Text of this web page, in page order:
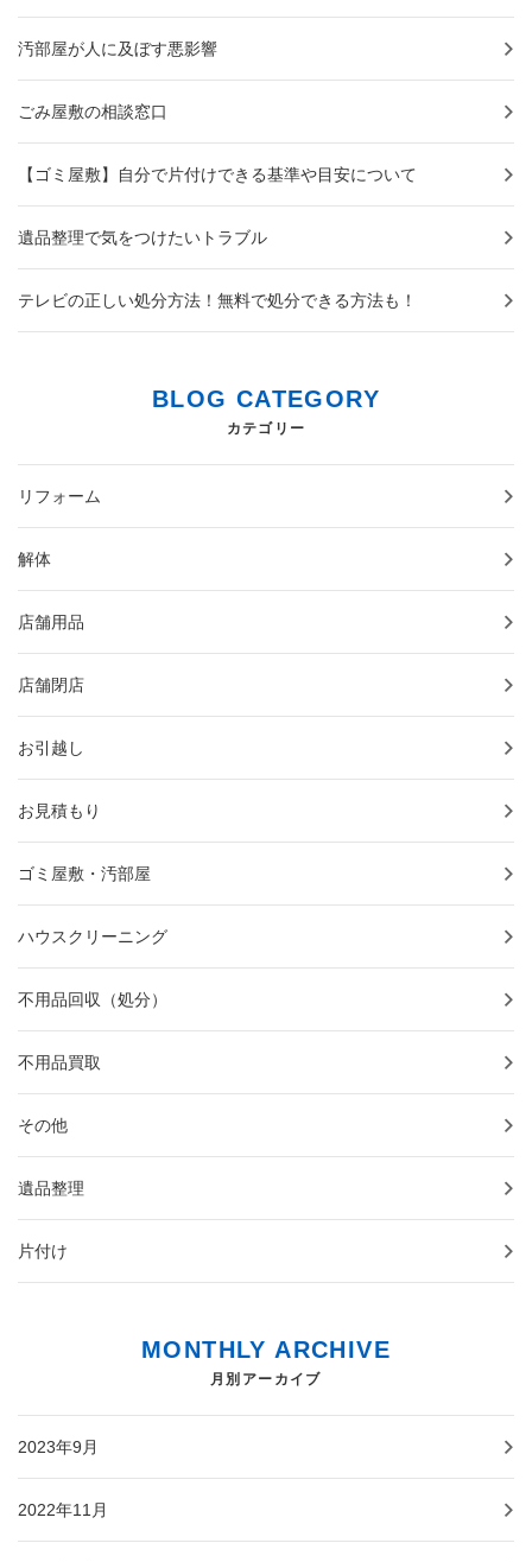
汚部屋が人に及ぼす悪影響
ごみ屋敷の相談窓口
【ゴミ屋敷】自分で片付けできる基準や目安について
遺品整理で気をつけたいトラブル
テレビの正しい処分方法！無料で処分できる方法も！
BLOG CATEGORY
カテゴリー
リフォーム
解体
店舗用品
店舗閉店
お引越し
お見積もり
ゴミ屋敷・汚部屋
ハウスクリーニング
不用品回収（処分）
不用品買取
その他
遺品整理
片付け
MONTHLY ARCHIVE
月別アーカイブ
2023年9月
2022年11月